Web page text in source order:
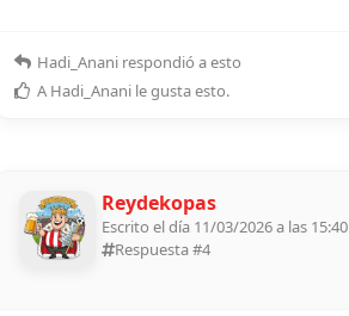
Hadi_Anani respondió a esto
A Hadi_Anani le gusta esto.
Reydekopas
Escrito el día 11/03/2026 a las 15:40
Respuesta #4